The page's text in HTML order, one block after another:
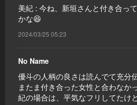
美紀 : 今ね、新垣さんと付き合っ
かな😆
2024/03/25 05:23
No Name
優斗の人柄の良さは読んでて充分
またま付き合った女性と合わなか
紀の場合は、平気なフリしてたけ